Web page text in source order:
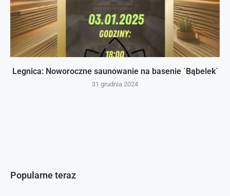
Legnica: Noworoczne saunowanie na basenie `Bąbelek`
31 grudnia 2024
Popularne teraz